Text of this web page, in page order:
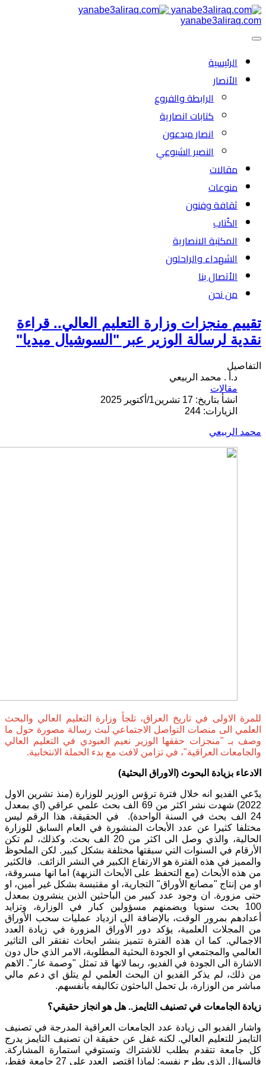
yanabe3aliraq.com
الرئیسية
الأنصار
الرابطة والفروع
كتابات انصارية
انصار مبدعون
النصیر الشیوعي
مقالات
منوعات
ثقافة وفنون
الكُتاب
المكتبة الانصارية
الشهداء والراحلون
الأتصال بنا
من نحن
تقييم منجزات وزارة التعليم العالي.. قراءة
نقدية لرسالة الوزير عبر "السوشيال ميديا"
التفاصيل
د.أ . محمد الربيعي
مقالات
انشأ بتاريخ: 17 تشرين1/أكتوير 2025
الزيارات: 244
محمد الربيعي
للمرة الاولى في تاريخ العراق، تلجأ وزارة التعليم العالي والبحث
العلمي الى منصات التواصل الاجتماعي لبث رسالة مصورة حول ما
وصف بـ "منجزات حققها الوزير نعيم العبودي في التعليم العالي
والجامعات العراقية"، في تزامن لافت مع بدء الحملة الانتخابية.
الادعاء بزيادة البحوث (الاوراق البحثية)
يدّعي الفديو انه خلال فترة ترؤس الوزير للوزارة (منذ تشرين الاول
2022) شهدت نشر اكثر من 69 الف بحث علمي عراقي (اي بمعدل
24 الف بحث في السنة الواحدة). في الحقيقة، هذا الرقم ليس
مختلفا كثيرا عن عدد الأبحاث المنشورة في العام السابق للوزارة
الحالية، والذي وصل الى اكثر من 20 الف بحث. وكذلك، لم تكن
الأرقام في السنوات التي سبقتها مختلفة بشكل كبير. لكن الملحوظ
والمميز في هذه الفترة هو الارتفاع الكبير في النشر الزائف. فالكثير
من هذه الأبحاث (مع التحفظ على الأبحاث النزيهة) اما انها مسروقة،
او من إنتاج "مصانع الأوراق" التجارية، او مقتبسة بشكل غير أمين، او
حتى مزورة. ان وجود عدد كبير من الباحثين الذين ينشرون بمعدل
100 بحث سنويا وبضمنهم مسؤولين كبار في الوزارة، وتزايد
أعدادهم بمرور الوقت، بالإضافة الى ازدياد عمليات سحب الأوراق
من المجلات العلمية، يؤكد دور الأوراق المزورة في زيادة العدد
الاجمالي. كما ان هذه الفترة تتميز بنشر ابحاث تفتقر الى التاثير
العالمي والمجتمعي او الجودة البحثية المطلوبة، الامر الذي حال دون
الاشارة الى الجودة في الفديو، ربما لانها قد تمثل "وصمة عار". الاهم
من ذلك، لم يذكر الفديو ان البحث العلمي لم يتلق اي دعم مالي
مباشر من الوزارة، بل تحمل الباحثون تكاليفه بأنفسهم.
زيادة الجامعات في تصنيف التايمز.. هل هو انجاز حقيقي؟
واشار الفديو الى زيادة عدد الجامعات العراقية المدرجة في تصنيف
التايمز للتعليم العالي. لكنه غفل عن حقيقة ان تصنيف التايمز يدرج
كل جامعة تتقدم بطلب للاشتراك وتستوفي استمارة المشاركة.
فالسؤال الذي يطرح نفسه: لماذا اقتصر العدد على 27 جامعة فقط،